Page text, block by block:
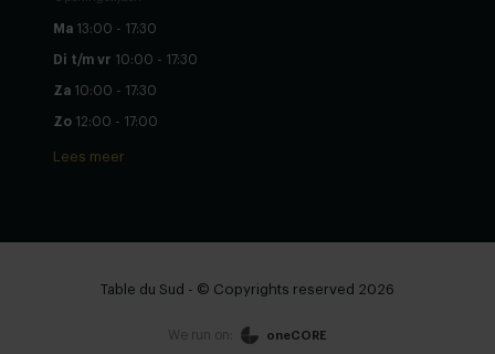
Ma 13:00 - 17:30
Di t/m vr 10:00 - 17:30
Za 10:00 - 17:30
Zo 12:00 - 17:00
Lees meer
Table du Sud - © Copyrights reserved 2026
We run on: oneCORE